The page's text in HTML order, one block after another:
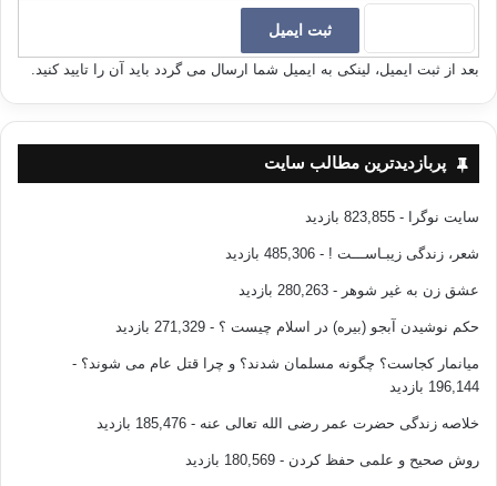
بعد از ثبت ایمیل، لینکی به ایمیل شما ارسال می گردد باید آن را تایید کنید.
پربازدیدترین مطالب سایت
سایت نوگرا - 823,855 بازدید
شعر، زندگی زیبـاســـت ! - 485,306 بازدید
عشق زن به غیر شوهر - 280,263 بازدید
حکم نوشیدن آبجو (بیره) در اسلام چیست ؟ - 271,329 بازدید
میانمار کجاست؟ چگونه مسلمان شدند؟ و چرا قتل عام می شوند؟ -
196,144 بازدید
خلاصه زندگی حضرت عمر رضی الله تعالی عنه - 185,476 بازدید
روش صحیح و علمی حفظ کردن - 180,569 بازدید